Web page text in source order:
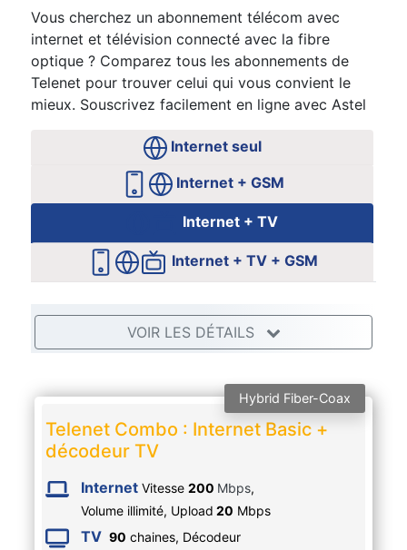
Vous cherchez un abonnement télécom avec
internet et télévision connecté avec la fibre
optique ? Comparez tous les abonnements de
Telenet pour trouver celui qui vous convient le
mieux. Souscrivez facilement en ligne avec Astel
Internet seul
Internet + GSM
Internet + TV
Internet + TV + GSM
VOIR LES DÉTAILS
Hybrid Fiber-Coax
Telenet Combo : Internet Basic +
décodeur TV
Internet Vitesse 200 Mbps,
Volume illimité, Upload 20 Mbps
TV 90 chaines, Décodeur